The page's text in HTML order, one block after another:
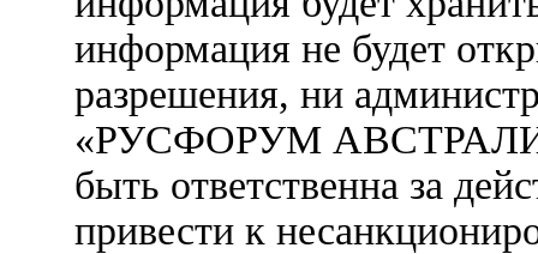
информация не будет
разрешения, ни
«РУСФОРУМ
быть ответственна за
привести к